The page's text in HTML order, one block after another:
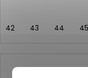
42 43 44 45